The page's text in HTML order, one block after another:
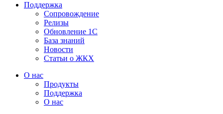
Поддержка
Сопровождение
Релизы
Обновление 1С
База знаний
Новости
Статьи о ЖКХ
О нас
Продукты
Поддержка
О нас